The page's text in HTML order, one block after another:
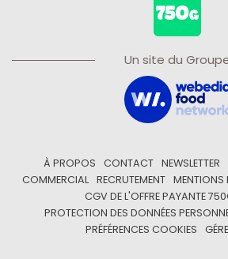
Un site du
À PROPOS CONTACT NEWSLETTER
COMMERCIAL
RECRUTEMENT MENTIONS
CGV DE L'OFFRE PAYANTE
PROTECTION DES DONNÉES
PRÉFÉRENCES COOKIES